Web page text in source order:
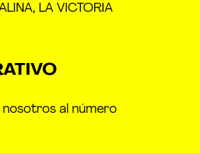
LA VICTORIA
al número